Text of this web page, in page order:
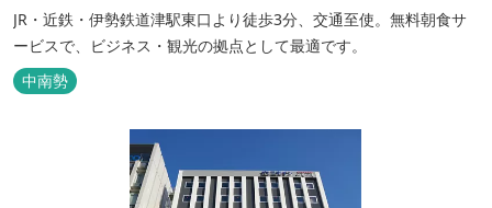
JR・近鉄・伊勢鉄道津駅東口より徒歩3分、交通至使。無料朝食サ
ービスで、ビジネス・観光の拠点として最適です。
中南勢